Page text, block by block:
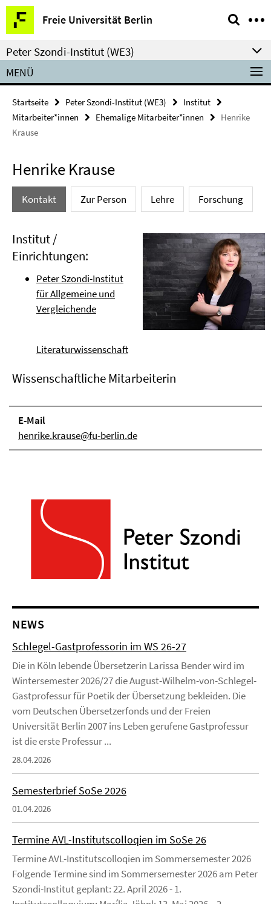
Springe
direkt
zu
Inhalt
Freie Universität Berlin
Service-
Navigation
Peter Szondi-Institut (WE3)
MENÜ
Startseite Peter Szondi-Institut (WE3)
Institut
Mitarbeiter*innen
Ehemalige Mitarbeiter*innen
Henrike
Krause
Henrike Krause
Kontakt Zur Person Lehre Forschung
Institut /
Einrichtungen:
Peter Szondi-Institut
für Allgemeine und
Vergleichende
Literaturwissenschaft
Wissenschaftliche Mitarbeiterin
E-Mail
henrike.krause@fu-berlin.de
NEWS
Schlegel-Gastprofessorin im WS 26-27
Die in Köln lebende Übersetzerin Larissa Bender wird im
Wintersemester 2026/27 die August-Wilhelm-von-Schlegel-
Gastprofessur für Poetik der Übersetzung bekleiden. Die
vom Deutschen Übersetzerfonds und der Freien
Universität Berlin 2007 ins Leben gerufene Gastprofessur
ist die erste Professur ...
28.04.2026
Semesterbrief SoSe 2026
01.04.2026
Termine AVL-Institutscolloqien im SoSe 26
Termine AVL-Institutscolloqien im Sommersemester 2026
Folgende Termine sind im Sommersemester 2026 am Peter
Szondi-Institut geplant: 22. April 2026 - 1.